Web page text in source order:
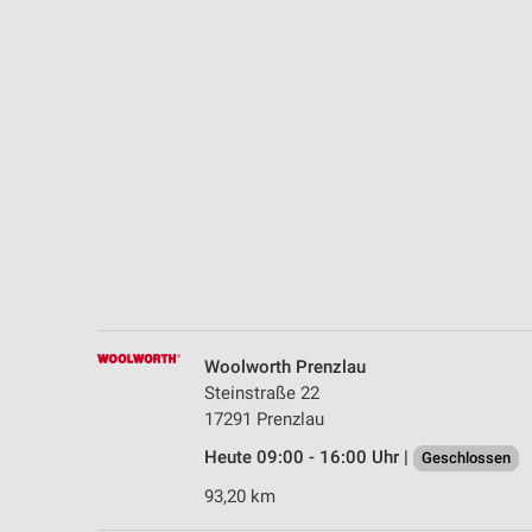
Woolworth Prenzlau
Steinstraße 22
17291 Prenzlau
Heute 09:00 - 16:00 Uhr |
Geschlossen
93,20 km